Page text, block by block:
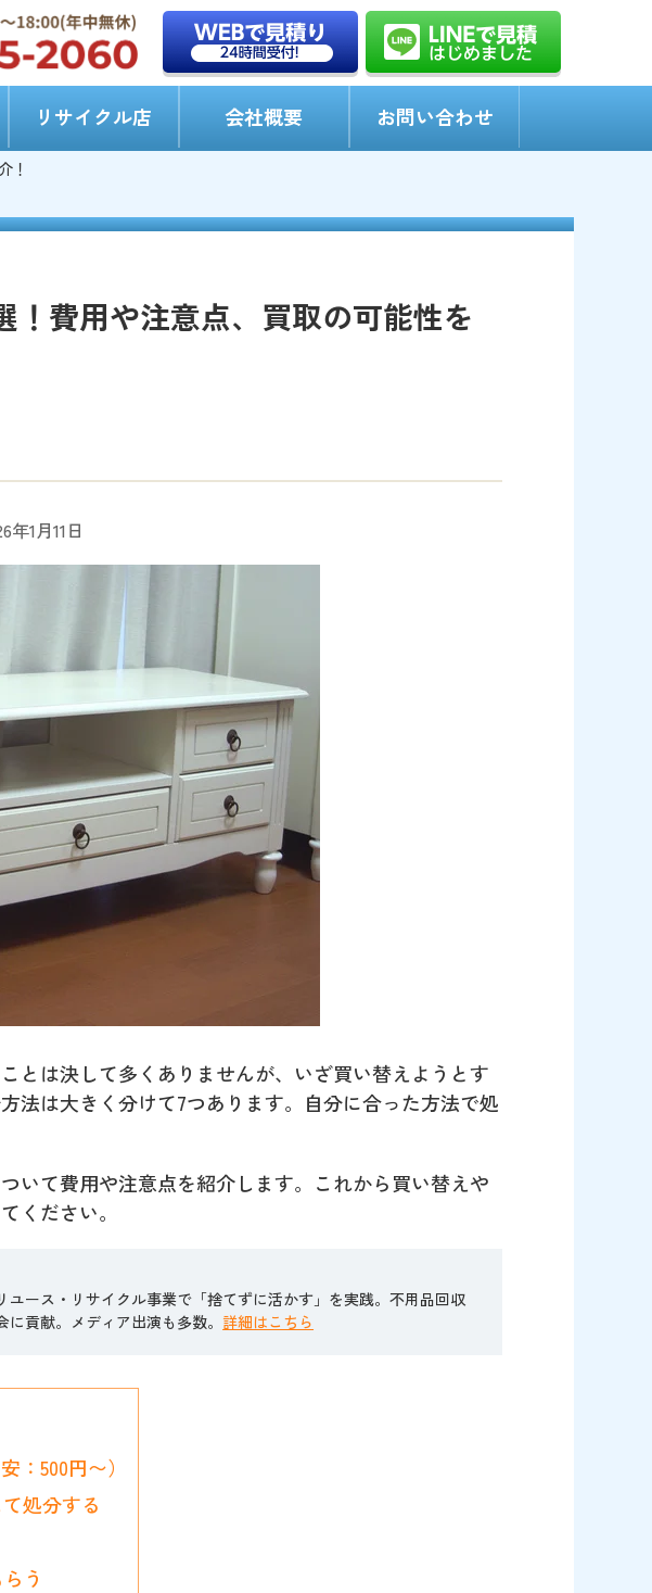
リサイクル店 会社概要 お問い合わせ
！
！費用や注意点、買取の可能性を
1月11日
とは決して多くありませんが、いざ買い替えようとす
法は大きく分けて7つあります。自分に合った方法で処
いて費用や注意点を紹介します。これから買い替えや
ください。
ユース・リサイクル事業で「捨てずに活かす」を実践。不用品回収
貢献。メディア出演も多数。 詳細はこちら
：500円〜）
処分する
う